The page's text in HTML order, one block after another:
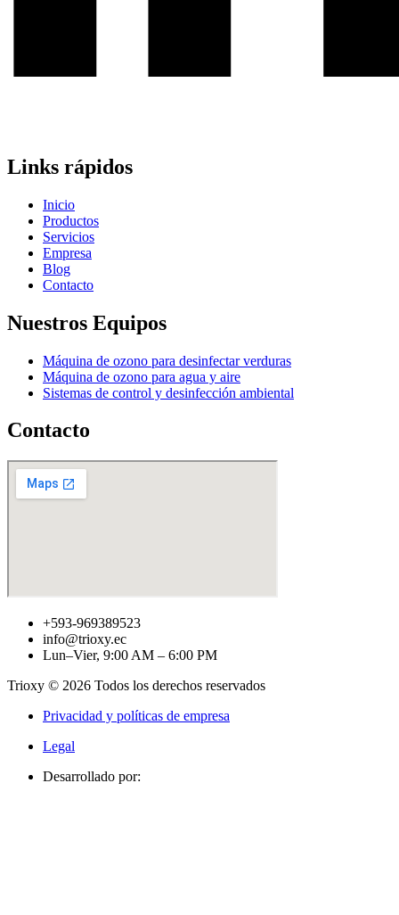
Links rápidos
Inicio
Productos
Servicios
Empresa
Blog
Contacto
Nuestros Equipos
Máquina de ozono para desinfectar verduras
Máquina de ozono para agua y aire
Sistemas de control y desinfección ambiental
Contacto
+593-969389523
info@trioxy.ec
Lun–Vier, 9:00 AM – 6:00 PM
Trioxy © 2026 Todos los derechos reservados
Privacidad y políticas de empresa
Legal
Desarrollado por: